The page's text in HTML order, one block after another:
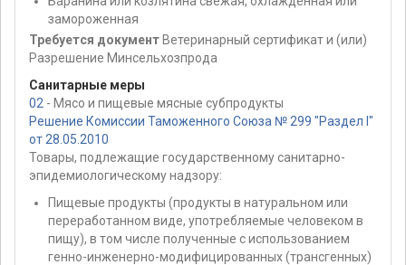
замороженная
Требуется документ Ветеринарный сертификат и (или)
Разрешение Минсельхозпрода
Санитарные меры
02 - Мясо и пищевые мясные субпродукты
Решение Комиссии Таможенного Союза № 299 "Раздел I"
от 28.05.2010
Товары, подлежащие государственному санитарно-
эпидемиологическому надзору:
Пищевые продукты (продукты в натуральном или
переработанном виде, употребляемые человеком в
пищу), в том числе полученные с использованием
генно-инженерно-модифицированных (трансгенных)